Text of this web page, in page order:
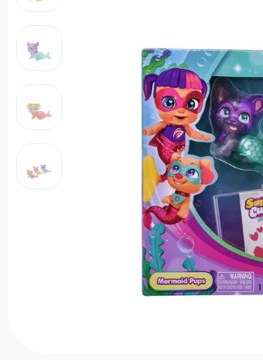
dinosaurio
chef